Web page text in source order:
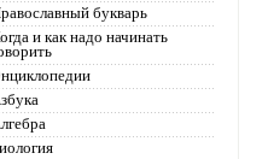
букварь
и как надо начинать